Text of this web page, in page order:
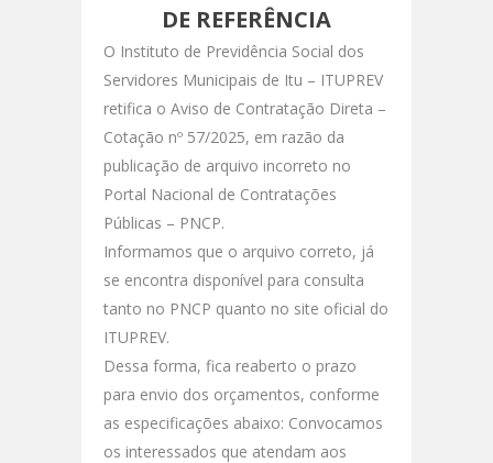
DE REFERÊNCIA
O Instituto de Previdência Social dos
Servidores Municipais de Itu – ITUPREV
retifica o Aviso de Contratação Direta –
Cotação nº 57/2025, em razão da
publicação de arquivo incorreto no
Portal Nacional de Contratações
Públicas – PNCP.
Informamos que o arquivo correto, já
se encontra disponível para consulta
tanto no PNCP quanto no site oficial do
ITUPREV.
Dessa forma, fica reaberto o prazo
para envio dos orçamentos, conforme
as especificações abaixo: Convocamos
os interessados que atendam aos